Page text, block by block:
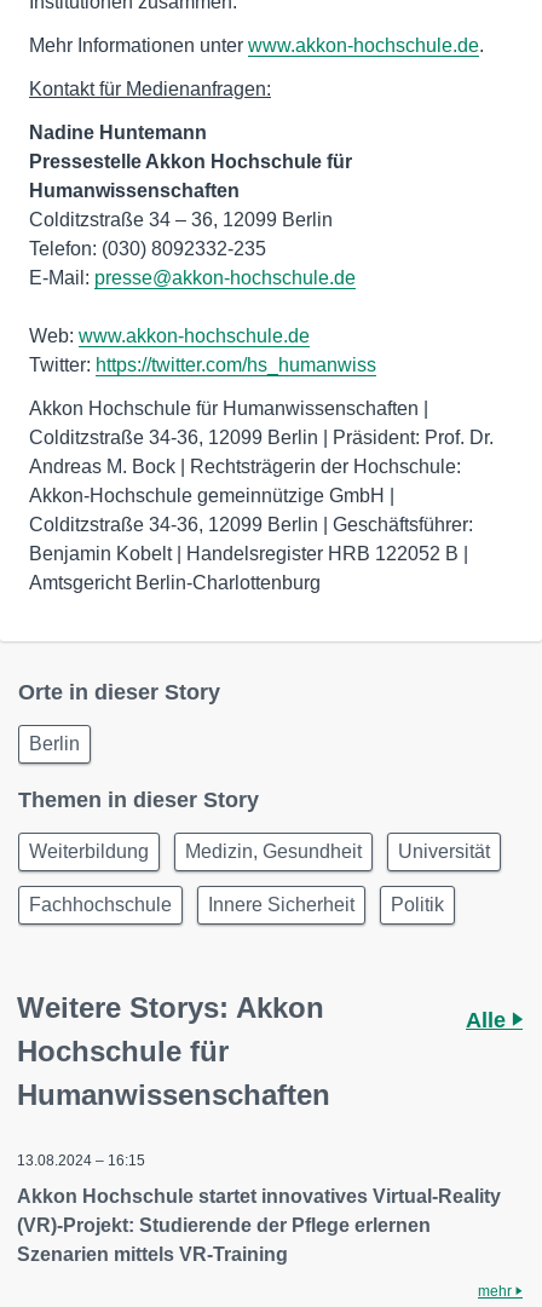
Mehr Informationen unter www.akkon-hochschule.de.
Kontakt für Medienanfragen:
Nadine Huntemann
Pressestelle Akkon Hochschule für
Humanwissenschaften
Colditzstraße 34 – 36, 12099 Berlin
Telefon: (030) 8092332-235
E-Mail: presse@akkon-hochschule.de
Web: www.akkon-hochschule.de
Twitter: https://twitter.com/hs_humanwiss
Akkon Hochschule für Humanwissenschaften |
Colditzstraße 34-36, 12099 Berlin | Präsident: Prof. Dr.
Andreas M. Bock | Rechtsträgerin der Hochschule:
Akkon-Hochschule gemeinnützige GmbH |
Colditzstraße 34-36, 12099 Berlin | Geschäftsführer:
Benjamin Kobelt | Handelsregister HRB 122052 B |
Amtsgericht Berlin-Charlottenburg
Orte in dieser Story
Berlin
Themen in dieser Story
Weiterbildung Medizin, Gesundheit Universität
Fachhochschule Innere Sicherheit Politik
Weitere Storys: Akkon
Hochschule für
Humanwissenschaften
Alle
13.08.2024 – 16:15
Akkon Hochschule startet innovatives Virtual-Reality
(VR)-Projekt: Studierende der Pflege erlernen
Szenarien mittels VR-Training
mehr